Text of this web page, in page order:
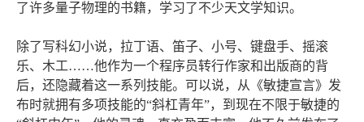
了许多量子物理的书籍，学习了不少天文学知识。
除了写科幻小说，拉丁语、笛子、小号、键盘手、摇滚
乐、木工……他作为一个程序员转行作家和出版商的背
后，还隐藏着这一系列技能。可以说，从《敏捷宣言》发
布时就拥有多项技能的“斜杠青年”，到现在不限于敏捷的